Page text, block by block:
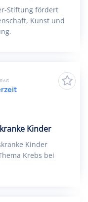
Stiftung fördert
Kunst und
Kinder
Kinder
Krebs bei